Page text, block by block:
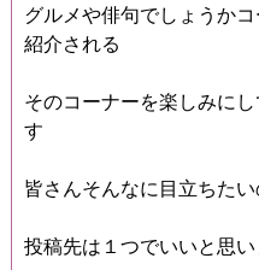
グルメや俳句でしょうか
紹介される
そのコーナーを楽しみに
す
皆さんそんなに目立ちたい
投稿先は１つでいいと思い